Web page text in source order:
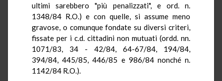
ultimi sarebbero "più penalizzati", e ord.n.
1348/84 R.O.) e con quelle, si assume meno
gravose, o comunque fondate su diversi criteri,
fissate per i c.d. cittadini non mutuati (ordd. nn.
1071/83, 34 - 42/84, 64-67/84, 194/84,
394/84, 445/85, 446/85 e 986/84 nonchén.
1142/84 R.O.).